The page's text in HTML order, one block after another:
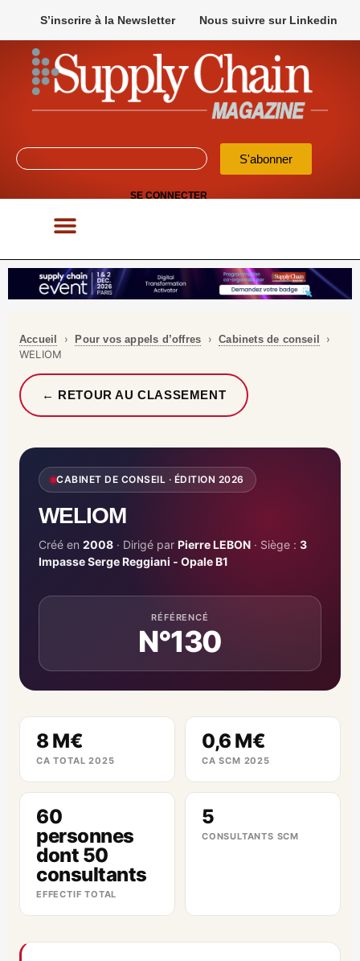
S’inscrire à la Newsletter Nous suivre sur Linkedin
S'abonner
SE CONNECTER
Accueil › Pour vos appels d’offres ›Cabinets de conseil
›
WELIOM
← RETOUR AU CLASSEMENT
CABINET DE CONSEIL · ÉDITION 2026
WELIOM
Créé en 2008 · Dirigé par Pierre LEBON · Siège : 3
Impasse Serge Reggiani ‑ Opale B1
RÉFÉRENCÉ
N°130
8 M€
CA TOTAL 2025
0,6 M€
CA SCM 2025
60
personnes
dont 50
consultants
EFFECTIF TOTAL
5
CONSULTANTS SCM